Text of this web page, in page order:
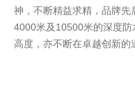
神，不断精益求精，品牌先
4000米及10500米的深度
高度，亦不断在卓越创新的